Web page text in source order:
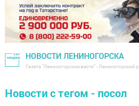
НОВОСТИ ЛЕНИНОГОРСКА
Газета "Лениногорские вести" - Лениногорский
Новости с тегом - посол